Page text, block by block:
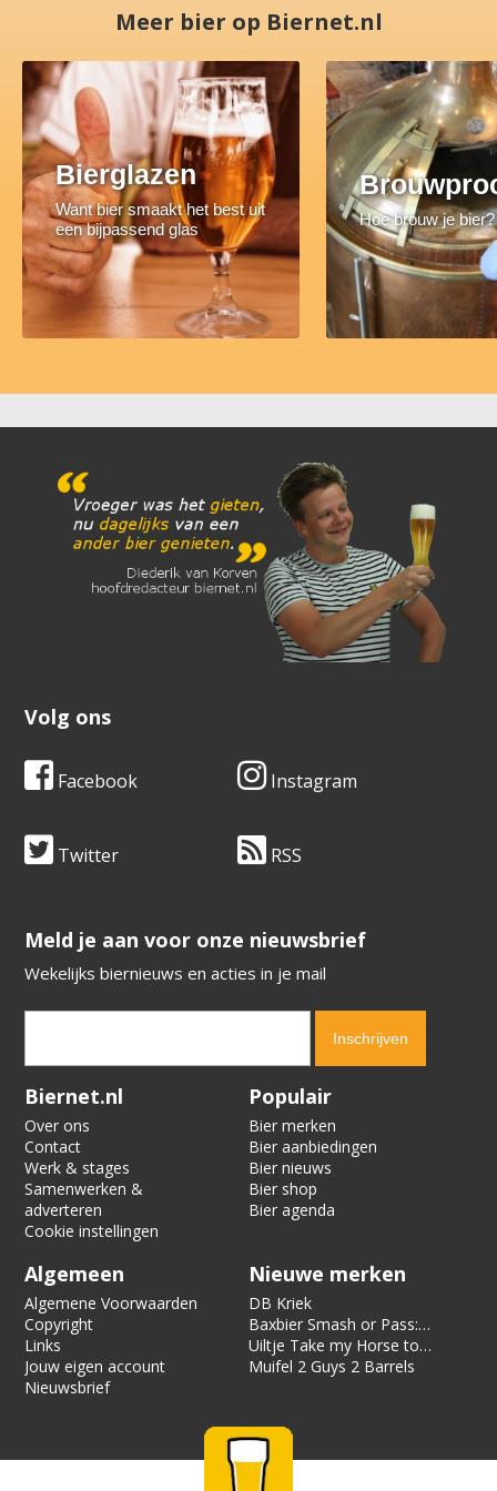
Meer bier op Biernet.nl
Bierglazen
Want bier smaakt het best uit
een bijpassend glas
Hoe brouw je bier?
Volg ons
Facebook Instagram
Twitter RSS
​​​​​​​Meld je aan voor onze nieuwsbrief
Wekelijks biernieuws en acties in je mail
Verification code:
Biernet.nl
Over ons
Contact
Werk & stages
Samenwerken &
adverteren
Cookie instellingen
Populair
Bier merken
Bier aanbiedingen
Bier nieuws
Bier shop
Bier agenda
Algemeen
Algemene Voorwaarden
Copyright
Links
Jouw eigen account
Nieuwsbrief
Nieuwe merken
DB Kriek
Baxbier Smash or Pass:
Strata
Uiltje Take my Horse to
the Hotel Room
Muifel 2 Guys 2 Barrels